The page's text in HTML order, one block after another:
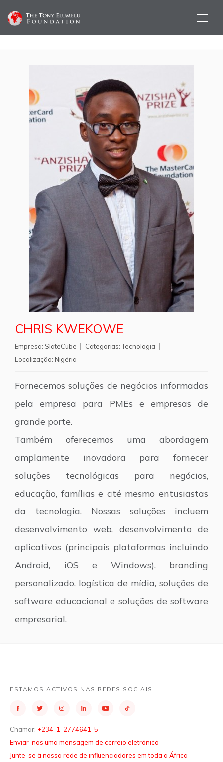
CHRIS KWEKOWE
Empresa: SlateCube Categorias:Tecnologia
Localização: Nigéria
Fornecemos soluções de negócios informadas
pela empresa para PMEs e empresas de
grande porte.
Também oferecemos uma abordagem
amplamente inovadora para fornecer
soluções tecnológicas para negócios,
educação, famílias e até mesmo entusiastas
da tecnologia. Nossas soluções incluem
desenvolvimento web, desenvolvimento de
aplicativos (principais plataformas incluindo
Android, iOS e Windows), branding
personalizado, logística de mídia, soluções de
software educacional e soluções de software
empresarial.
ESTAMOS ACTIVOS NAS REDES SOCIAIS
Chamar: +234-1-2774641-5
Enviar-nos uma mensagem de correio eletrónico
Junte-se à nossa rede de influenciadores em toda a África